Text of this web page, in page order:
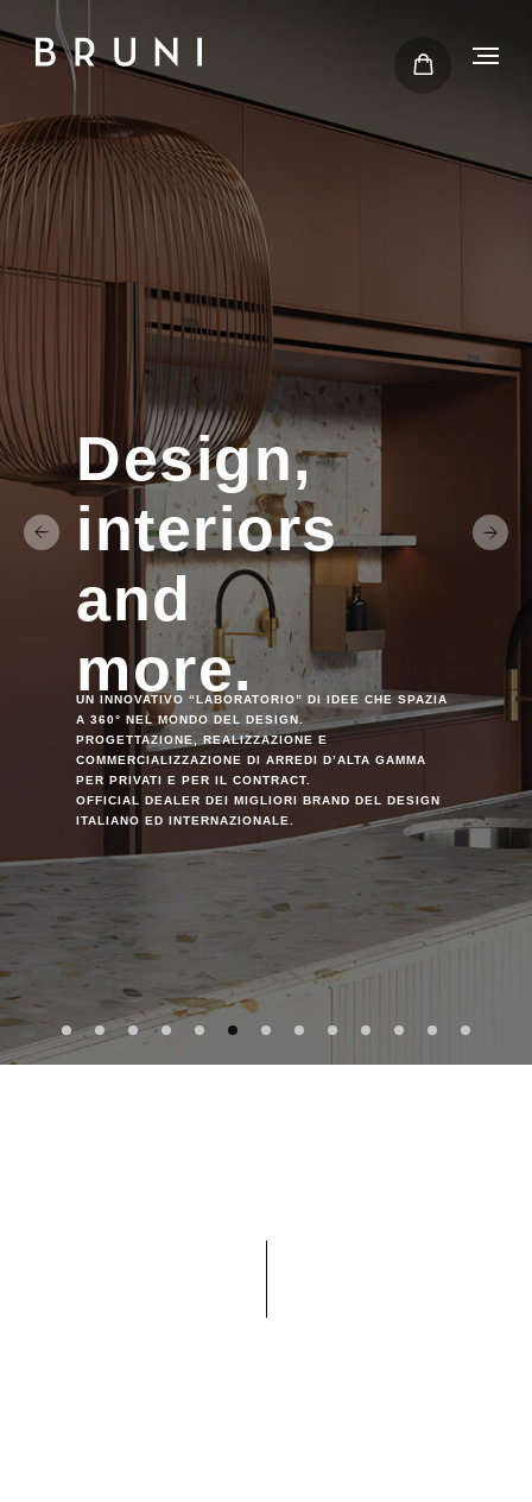
Design,
interiors
and
more.
UN INNOVATIVO “LABORATORIO” DI IDEE CHE SPAZIA
A 360° NEL MONDO DEL DESIGN.
PROGETTAZIONE, REALIZZAZIONE E
COMMERCIALIZZAZIONE DI ARREDI D’ALTA GAMMA
PER PRIVATI E PER IL CONTRACT.
OFFICIAL DEALER DEI MIGLIORI BRAND DEL DESIGN
ITALIANO ED INTERNAZIONALE.